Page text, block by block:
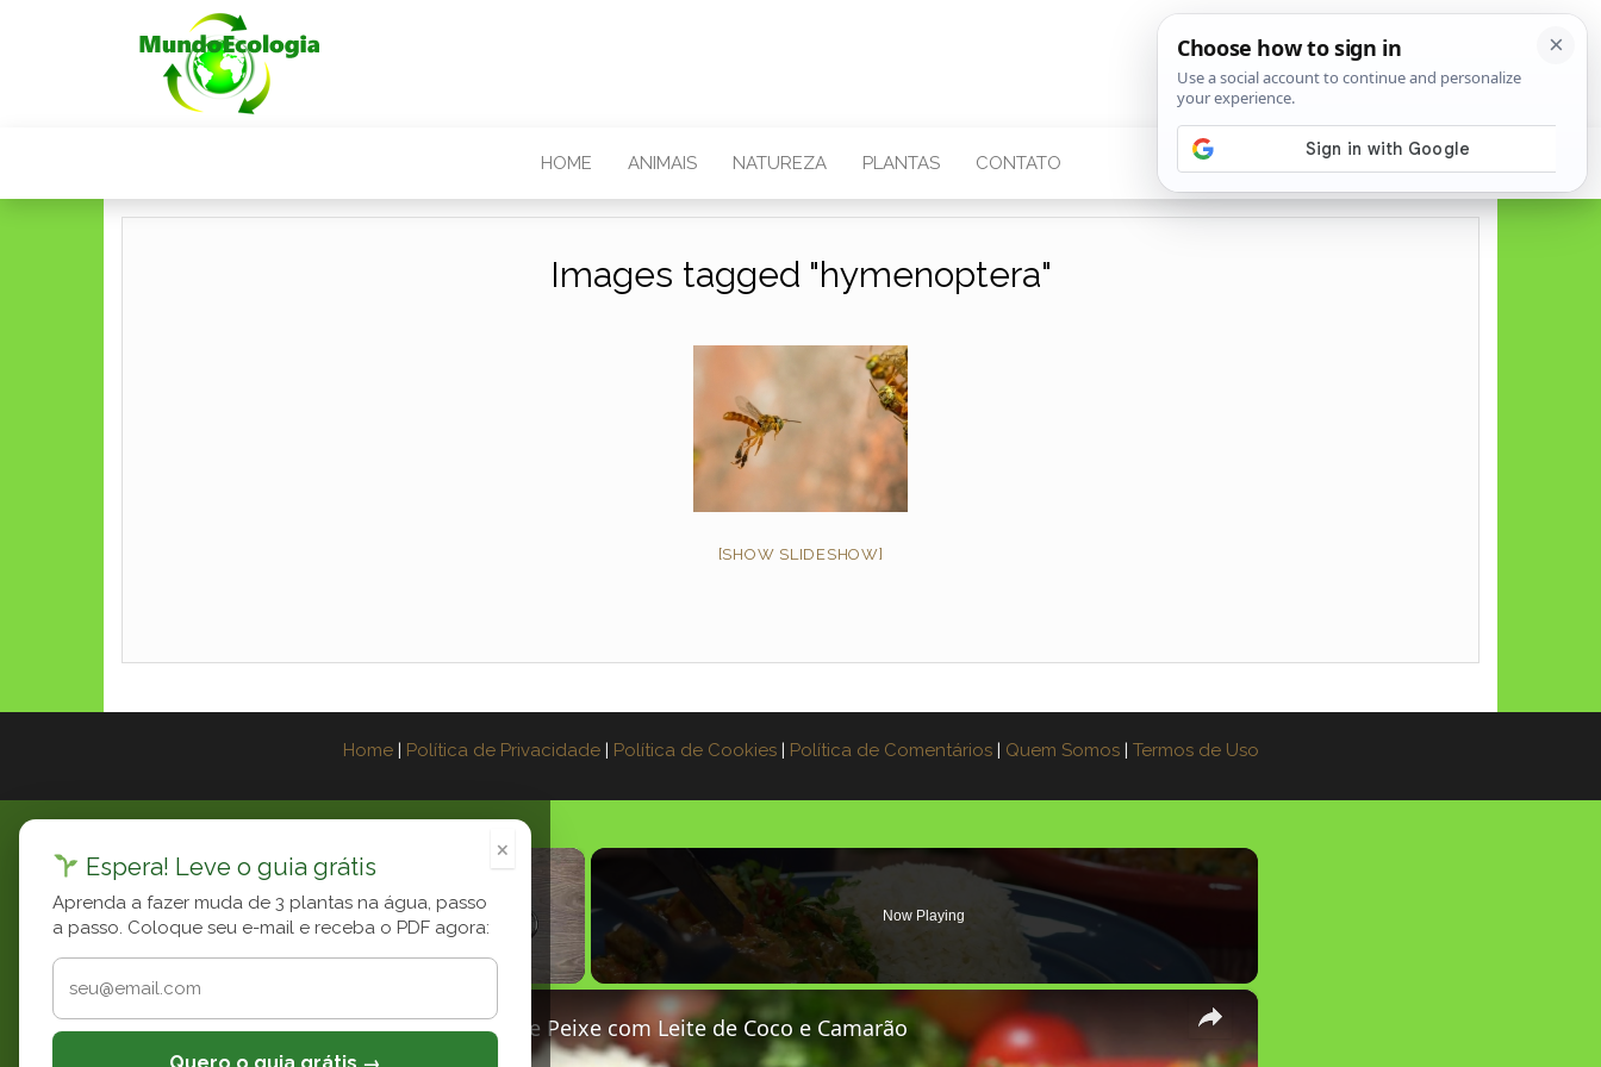
HOME ANIMAIS NATUREZA PLANTAS CONTATO
Images tagged "hymenoptera"
[SHOW SLIDESHOW]
Home | Política de Privacidade | Política de Cookies | Política de Comentários | Quem Somos | Termos de Uso
×
Espera! Leve o guia grátis
Aprenda a fazer muda de 3 plantas na água, passo
a passo. Coloque seu e-mail e receba o PDF agora:
×
Now Playing
×
Moqueca de Peixe com Leite de Coco e Camarão